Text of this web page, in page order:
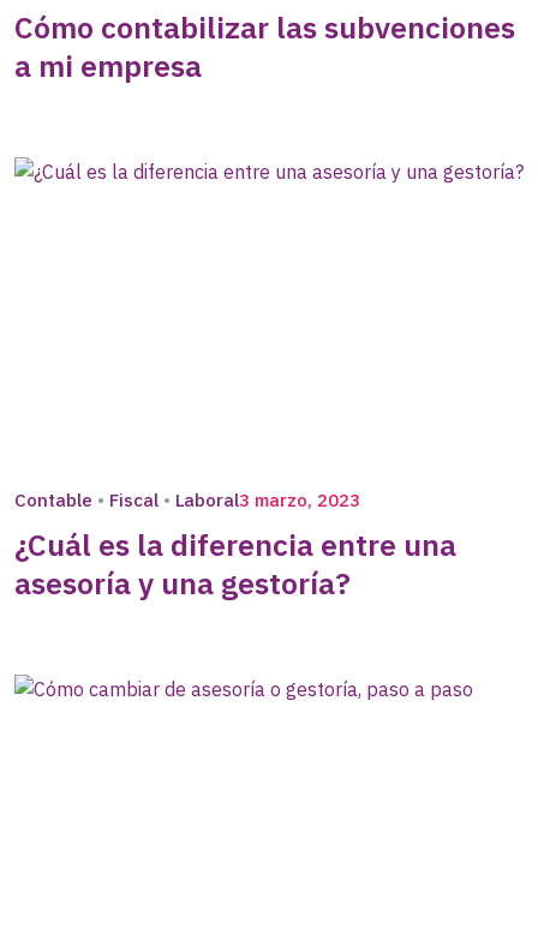
Cómo contabilizar las subvenciones
a mi empresa
Contable Fiscal Laboral3 marzo, 2023
¿Cuál es la diferencia entre una
asesoría y una gestoría?